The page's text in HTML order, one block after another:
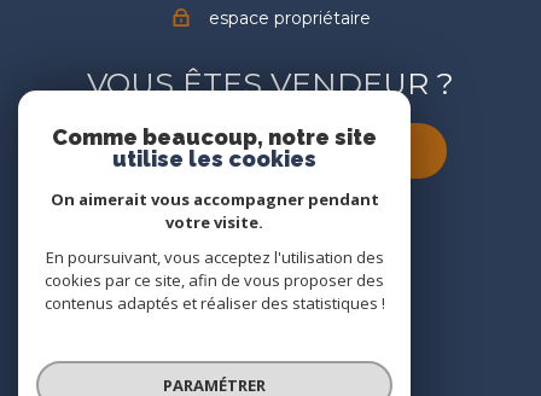
espace propriétaire
VOUS ÊTES VENDEUR ?
estimez votre bien dès à présent
Traduction powered by Google
Comme beaucoup, notre site
utilise les cookies
On aimerait vous accompagner pendant
votre visite.
En poursuivant, vous acceptez l'utilisation des
cookies par ce site, afin de vous proposer des
contenus adaptés et réaliser des statistiques !
PARAMÉTRER